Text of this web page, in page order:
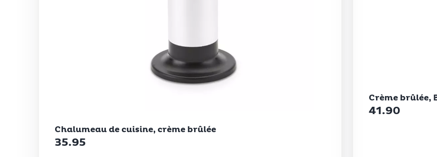
Chalumeau de cuisine, crème brûlée
35.95
Crème brûlée,
41.90